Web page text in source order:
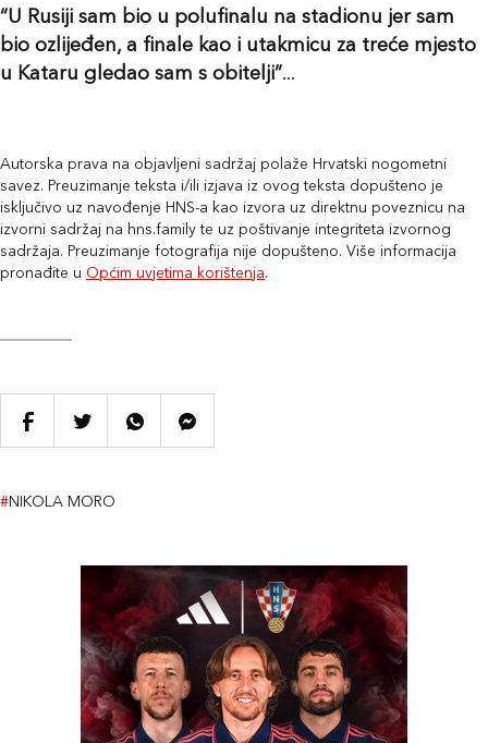
“U Rusiji sam bio u polufinalu na stadionu jer sam
bio ozlijeđen, a finale kao i utakmicu za treće mjesto
u Kataru gledao sam s obitelji”...
Autorska prava na objavljeni sadržaj polaže Hrvatski nogometni
savez. Preuzimanje teksta i/ili izjava iz ovog teksta dopušteno je
isključivo uz navođenje HNS-a kao izvora uz direktnu poveznicu na
izvorni sadržaj na hns.family te uz poštivanje integriteta izvornog
sadržaja. Preuzimanje fotografija nije dopušteno. Više informacija
pronađite u Općim uvjetima korištenja.
#NIKOLA MORO